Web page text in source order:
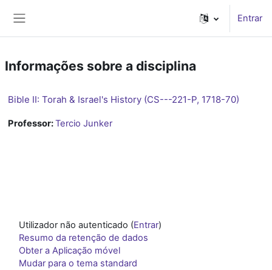
Entrar
Informações sobre a disciplina
Bible II: Torah & Israel's History (CS---221-P, 1718-70)
Professor:Tercio Junker
Utilizador não autenticado (Entrar)
Resumo da retenção de dados
Obter a Aplicação móvel
Mudar para o tema standard